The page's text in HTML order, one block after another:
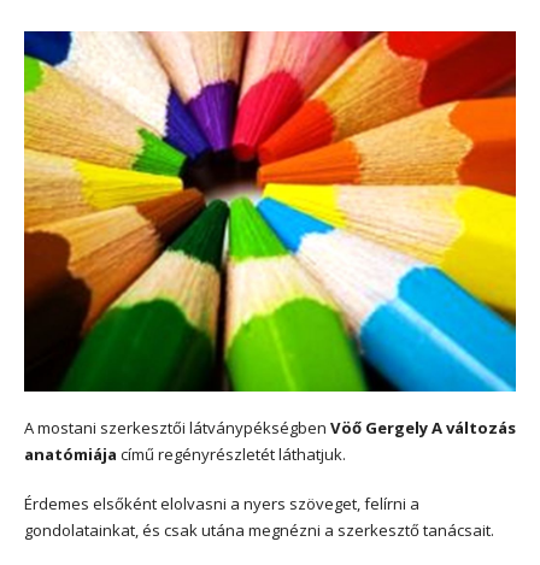
A mostani szerkesztői látványpékségben Vöő Gergely A változás
anatómiája című regényrészletét láthatjuk.
Érdemes elsőként elolvasni a nyers szöveget, felírni a
gondolatainkat, és csak utána megnézni a szerkesztő tanácsait.